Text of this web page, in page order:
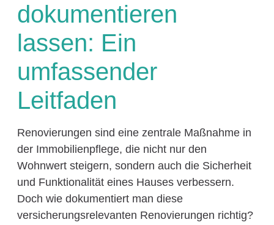
dokumentieren
lassen: Ein
umfassender
Leitfaden
Renovierungen sind eine zentrale Maßnahme in
der Immobilienpflege, die nicht nur den
Wohnwert steigern, sondern auch die Sicherheit
und Funktionalität eines Hauses verbessern.
Doch wie dokumentiert man diese
versicherungsrelevanten Renovierungen richtig?